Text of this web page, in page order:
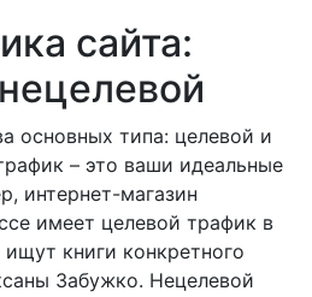
сайта:
основных типа: целевой и
– это ваши идеальные
интернет-магазин
имеет целевой трафик в
книги конкретного
Забужко. Нецелевой